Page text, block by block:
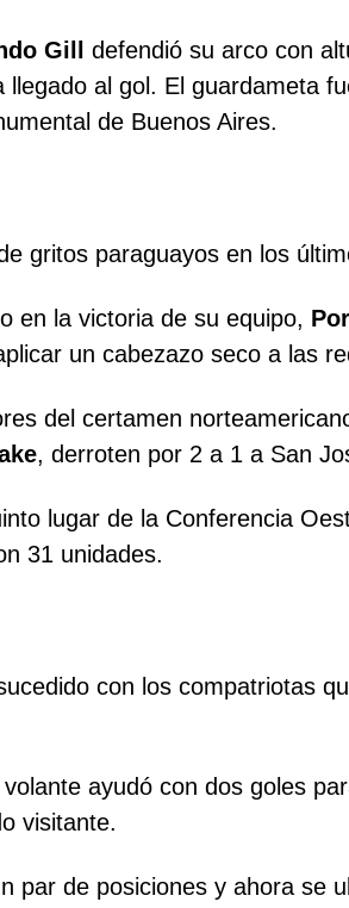
Gill
defendió su arco con
al gol. El guardameta
de Buenos Aires.
gritos paraguayos en los
en la victoria de su equipo,
un cabezazo seco a las
del certamen
, derroten por 2 a 1 a San
lugar de la Conferencia
31 unidades.
con los compatriotas
volante ayudó con dos goles
visitante.
par de posiciones y ahora se